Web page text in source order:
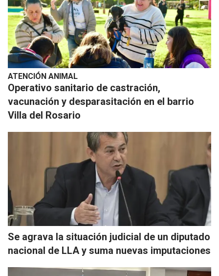
ATENCIÓN ANIMAL
Operativo sanitario de castración,
vacunación y desparasitación en el barrio
Villa del Rosario
Se agrava la situación judicial de un diputado
nacional de LLA y suma nuevas imputaciones